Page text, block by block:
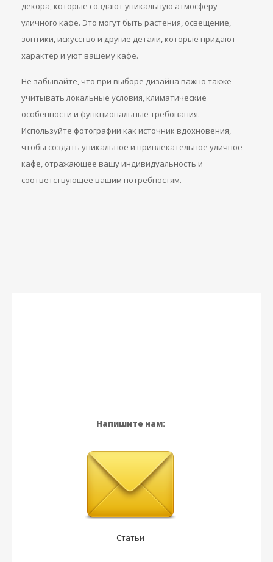
декора, которые создают уникальную атмосферу
уличного кафе. Это могут быть растения, освещение,
зонтики, искусство и другие детали, которые придают
характер и уют вашему кафе.
Не забывайте, что при выборе дизайна важно также
учитывать локальные условия, климатические
особенности и функциональные требования.
Используйте фотографии как источник вдохновения,
чтобы создать уникальное и привлекательное уличное
кафе, отражающее вашу индивидуальность и
соответствующее вашим потребностям.
Напишите нам:
Статьи